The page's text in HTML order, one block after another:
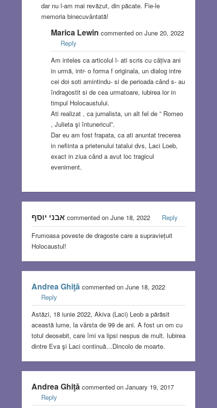
dar nu l-am mai revăzut, din păcate. Fie-le
memoria binecuvântată!
Marica Lewin commented on June 20, 2022
Reply
Am inteles ca articolul l- ati scris cu câțiva ani
in urmă, intr- o forma f originala, un dialog intre
cei doi soti amintindu- si de perioada când s- au
îndragostit si de cea urmatoare, iubirea lor in
timpul Holocaustului.
Ati realizat , ca jurnalista, un alt fel de ” Romeo
, Julieta şi întunericul”.
Dar eu am fost frapata, ca ati anuntat trecerea
in nefiinta a prietenului tatalui dvs, Laci Loeb,
exact in ziua când a avut loc tragicul
eveniment.
אבני יוסףcommented on June 18, 2022
Reply
Frumoasa poveste de dragoste care a supraviețuit
Holocaustul!
Andrea Ghiţăcommented on June 18, 2022
Reply
Astăzi, 18 iunie 2022, Akiva (Laci) Leob a părăsit
această lume, la vârsta de 99 de ani. A fost un om cu
totul deosebit, care îmi va lipsi nespus de mult. Iubirea
dintre Eva şi Laci continuă…Dincolo de moarte.
Andrea Ghiţăcommented on January 19, 2017
Reply